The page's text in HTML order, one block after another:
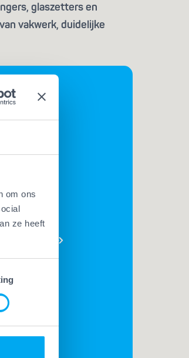
om ons
ze heeft
glaszetters en
vakwerk, duidelijke